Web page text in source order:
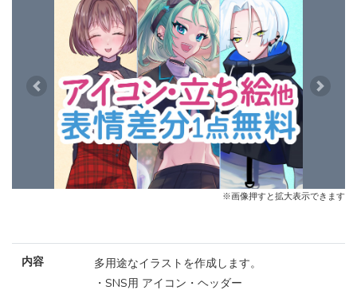
Previous Next
※画像押すと拡大表示できます
内容
多用途なイラストを作成します。
・SNS用 アイコン・ヘッダー